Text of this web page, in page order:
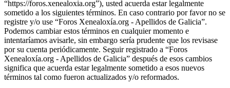
“https://foros.xenealoxia.org”), usted acuerda estar legalmente
sometido a los siguientes términos. En caso contrario por favor no se
registre y/o use “Foros Xenealoxía.org - Apellidos de Galicia”.
Podemos cambiar estos términos en cualquier momento e
intentaríamos avisarle, sin embargo sería prudente que los revisase
por su cuenta periódicamente. Seguir registrado a “Foros
Xenealoxía.org - Apellidos de Galicia” después de esos cambios
significa que acuerda estar legalmente sometido a esos nuevos
términos tal como fueron actualizados y/o reformados.